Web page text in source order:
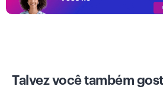
Talvez você também